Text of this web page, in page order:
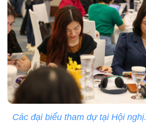
Các đại biểu tham dự tại Hội nghị.